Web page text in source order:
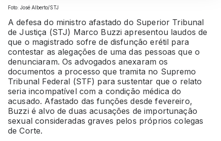
Foto: José Alberto/STJ
A defesa do ministro afastado do Superior Tribunal
de Justiça (STJ) Marco Buzzi apresentou laudos de
que o magistrado sofre de disfunção erétil para
contestar as alegações de uma das pessoas que o
denunciaram. Os advogados anexaram os
documentos a processo que tramita no Supremo
Tribunal Federal (STF) para sustentar que o relato
seria incompatível com a condição médica do
acusado. Afastado das funções desde fevereiro,
Buzzi é alvo de duas acusações de importunação
sexual consideradas graves pelos próprios colegas
de Corte.